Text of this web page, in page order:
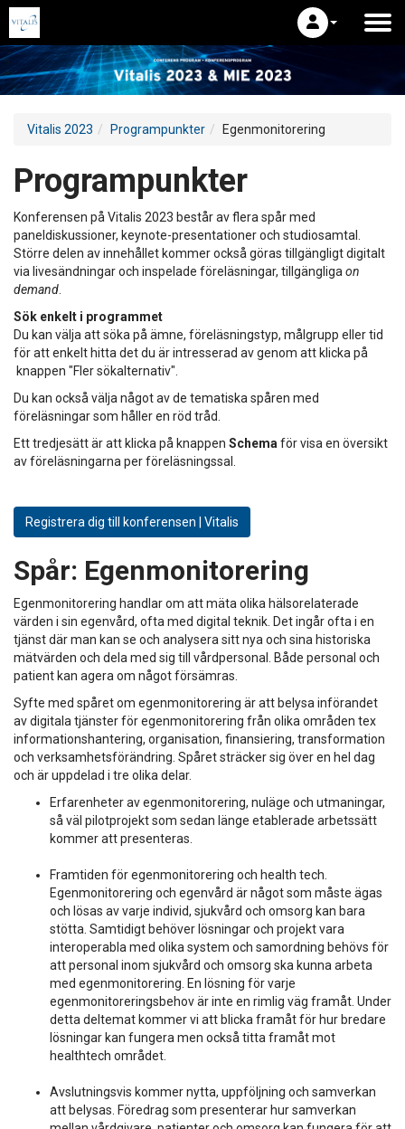
Vitalis 2023 Programpunkter Egenmonitorering
Programpunkter
Konferensen på Vitalis 2023 består av flera spår med
paneldiskussioner, keynote-presentationer och studiosamtal.
Större delen av innehållet kommer också göras tillgängligt digitalt
via livesändningar och inspelade föreläsningar, tillgängliga on
demand
Sök enkelt i programmet
Du kan välja att söka på ämne, föreläsningstyp, målgrupp eller tid
för att enkelt hitta det du är intresserad av genom att klicka på
knappen "Fler sökalternativ".
Du kan också välja något av de tematiska spåren med
föreläsningar som håller en röd tråd.
Ett tredjesätt är att klicka på knappen Schema för visa en översikt
av föreläsningarna per föreläsningssal.
Registrera dig till konferensen | Vitalis
Spår: Egenmonitorering
Egenmonitorering handlar om att mäta olika hälsorelaterade
värden i sin egenvård, ofta med digital teknik. Det ingår ofta i en
tjänst där man kan se och analysera sitt nya och sina historiska
mätvärden och dela med sig till vårdpersonal. Både personal och
patient kan agera om något försämras.
Syfte med spåret om egenmonitorering är att belysa införandet
av digitala tjänster för egenmonitorering från olika områden tex
informationshantering, organisation, finansiering, transformation
och verksamhetsförändring. Spåret sträcker sig över en hel dag
och är uppdelad i tre olika delar.
Erfarenheter av egenmonitorering, nuläge och utmaningar,
så väl pilotprojekt som sedan länge etablerade arbetssätt
kommer att presenteras.
Framtiden för egenmonitorering och health tech.
Egenmonitorering och egenvård är något som måste ägas
och lösas av varje individ, sjukvård och omsorg kan bara
stötta. Samtidigt behöver lösningar och projekt vara
interoperabla med olika system och samordning behövs för
att personal inom sjukvård och omsorg ska kunna arbeta
med egenmonitorering. En lösning för varje
egenmonitoreringsbehov är inte en rimlig väg framåt. Under
detta deltemat kommer vi att blicka framåt för hur bredare
lösningar kan fungera men också titta framåt mot
healthtech området.
Avslutningsvis kommer nytta, uppföljning och samverkan
att belysas. Föredrag som presenterar hur samverkan